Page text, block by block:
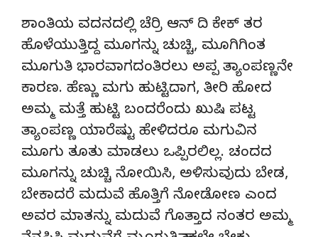
ಶಾಂತಿಯ ವದನದಲ್ಲಿ ಚೆರ್ರಿ ಆನ್‌ ದಿ ಕೇಕ್‌ ತರ
ಹೊಳೆಯುತ್ತಿದ್ದ ಮೂಗನ್ನು ಚುಚ್ಚಿ, ಮೂಗಿಗಿಂತ
ಮೂಗುತಿ ಭಾರವಾಗದಂತಿರಲು ಅಪ್ಪ ತ್ಯಾಂಪಣ್ಣನೇ
ಕಾರಣ. ಹೆಣ್ಣು ಮಗು ಹುಟ್ಟಿದಾಗ, ತೀರಿ ಹೋದ
ಅಮ್ಮ ಮತ್ತೆ ಹುಟ್ಟಿ ಬಂದರೆಂದು ಖುಷಿ ಪಟ್ಟ
ತ್ಯಾಂಪಣ್ಣ ಯಾರೆಷ್ಟು ಹೇಳಿದರೂ ಮಗುವಿನ
ಮೂಗು ತೂತು ಮಾಡಲು ಒಪ್ಪಿರಲಿಲ್ಲ. ಚಂದದ
ಮೂಗನ್ನು ಚುಚ್ಚಿ ನೋಯಿಸಿ, ಅಳಿಸುವುದು ಬೇಡ,
ಬೇಕಾದರೆ ಮದುವೆ ಹೊತ್ತಿಗೆ ನೋಡೋಣ ಎಂದ
ಅವರ ಮಾತನ್ನು ಮದುವೆ ಗೊತ್ತಾದ ನಂತರ ಅಮ್ಮ